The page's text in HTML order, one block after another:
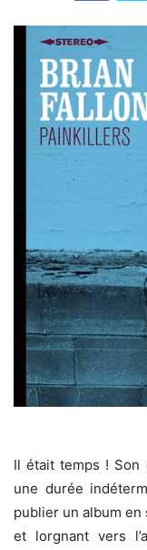
Il était temps ! Son
une durée
publier un album
et lorgnant vers